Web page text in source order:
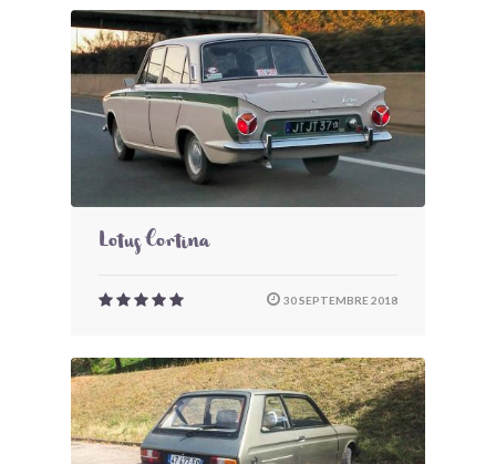
Lotus Cortina
30 SEPTEMBRE 2018